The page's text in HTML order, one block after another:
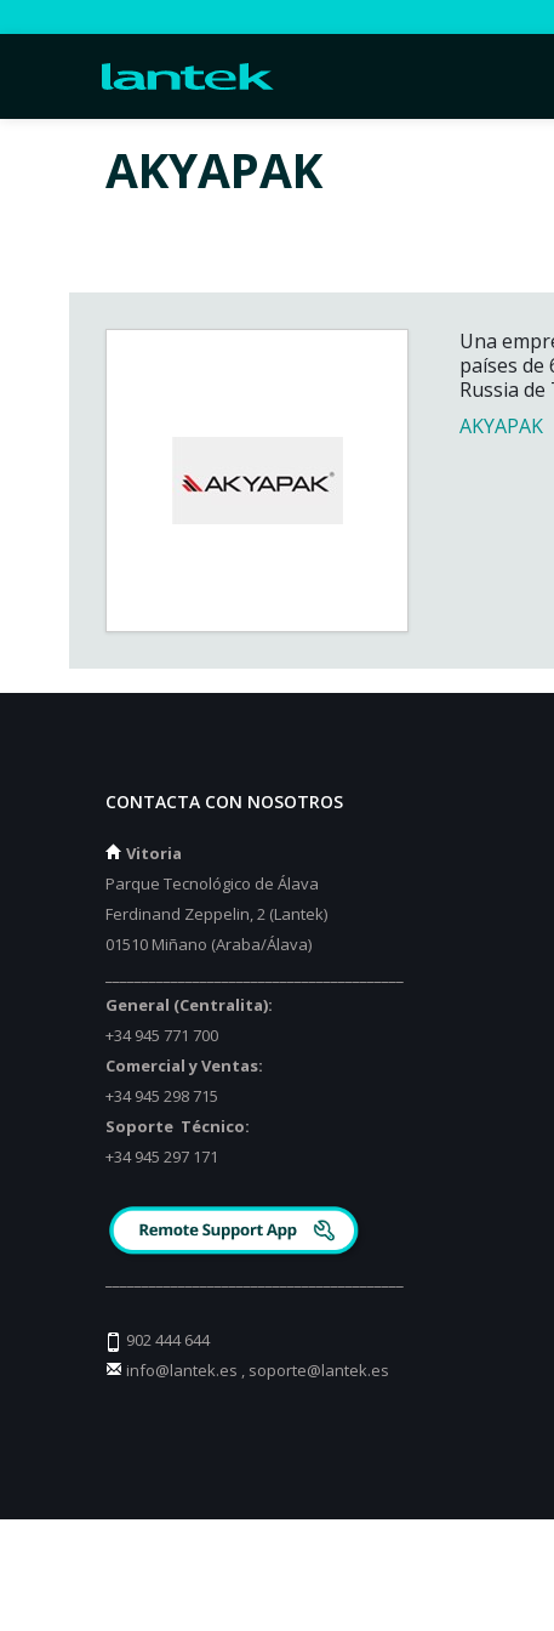
AKYAPAK
Una
países de
Russia de
AKYAPAK
CONTACTA CON NOSOTROS
Vitoria
Parque Tecnológico de Álava
Ferdinand Zeppelin, 2 (Lantek)
01510 Miñano (Araba/Álava)
General (Centralita):
+34 945 771 700
Comercial y Ventas:
+34 945 298 715
Soporte Técnico:
+34 945 297 171
902 444 644
info@lantek.es , soporte@lantek.es